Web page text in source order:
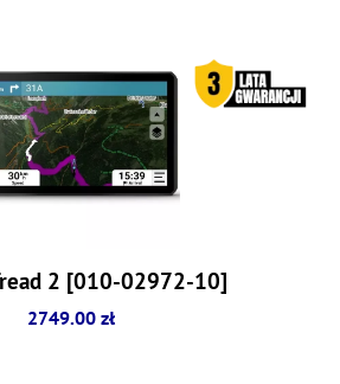
2 [010-02972-10]
2749.00 zł